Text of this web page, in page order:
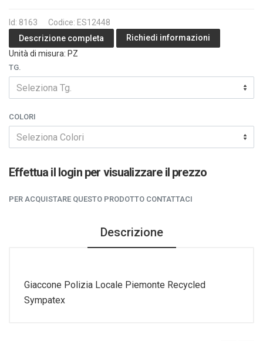
Id: 8163
Codice: ES12448
Descrizione completa
Richiedi informazioni
Unità di misura: PZ
TG.
Seleziona Tg.
COLORI
Seleziona Colori
Effettua il login per visualizzare il prezzo
PER ACQUISTARE QUESTO PRODOTTO CONTATTACI
Descrizione
Giaccone Polizia Locale Piemonte Recycled
Sympatex